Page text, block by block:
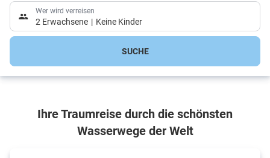
Wer wird verreisen
2 Erwachsene Keine Kinder
SUCHE
Ihre Traumreise durch die schönsten
Wasserwege der Welt